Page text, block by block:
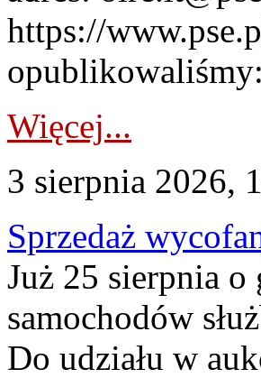
https://
Więcej...
3 sierpnia 2026,
Sprzedaż
Już 25 sierpnia
samochodów
Do udziału w